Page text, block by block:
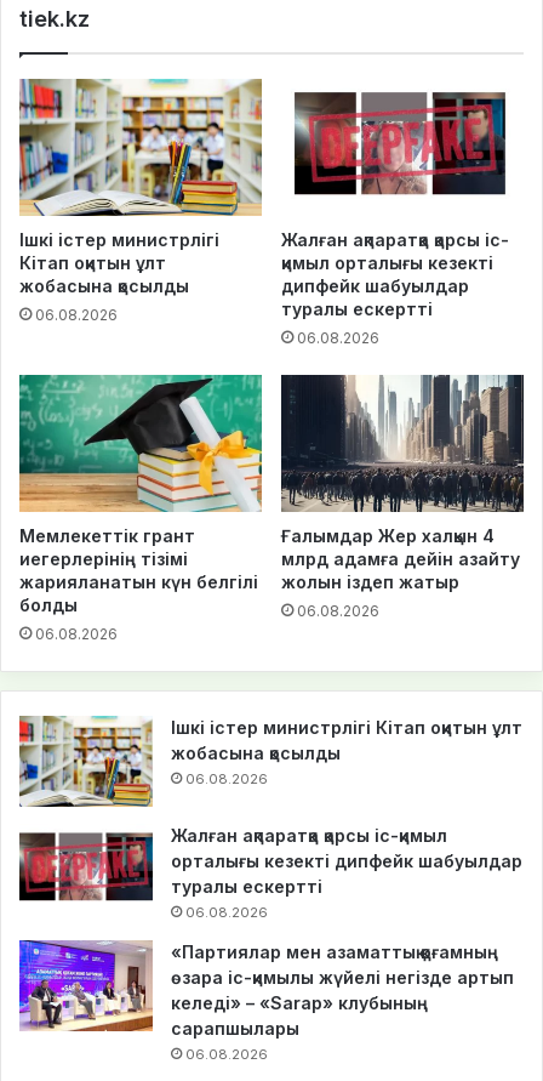
tiek.kz
Ішкі істер министрлігі
Кітап оқитын ұлт
жобасына қосылды
06.08.2026
Жалған ақпаратқа қарсы іс-
қимыл орталығы кезекті
дипфейк шабуылдар
туралы ескертті
06.08.2026
Мемлекеттік грант
иегерлерінің тізімі
жарияланатын күн белгілі
болды
06.08.2026
Ғалымдар Жер халқын 4
млрд адамға дейін азайту
жолын іздеп жатыр
06.08.2026
Ішкі істер министрлігі Кітап оқитын ұлт
жобасына қосылды
06.08.2026
Жалған ақпаратқа қарсы іс-қимыл
орталығы кезекті дипфейк шабуылдар
туралы ескертті
06.08.2026
«Партиялар мен азаматтық қоғамның
өзара іс-қимылы жүйелі негізде артып
келеді» – «Sarap» клубының
сарапшылары
06.08.2026